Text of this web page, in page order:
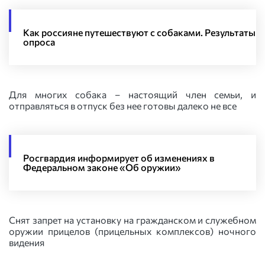
Как россияне путешествуют с собаками. Результаты
опроса
Для многих собака – настоящий член семьи, и
отправляться в отпуск без нее готовы далеко не все
Росгвардия информирует об изменениях в
Федеральном законе «Об оружии»
Снят запрет на установку на гражданском и служебном
оружии прицелов (прицельных комплексов) ночного
видения